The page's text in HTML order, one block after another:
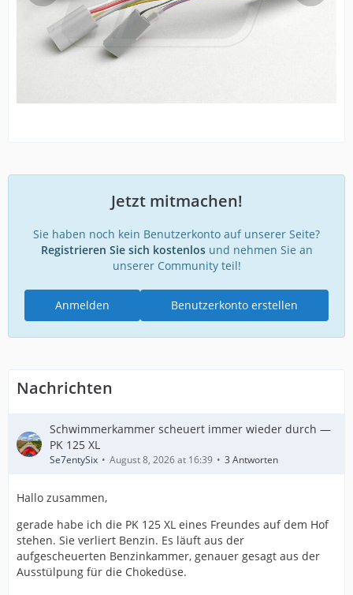
Jetzt mitmachen!
Sie haben noch kein Benutzerkonto auf unserer Seite?
Registrieren Sie sich kostenlosund nehmen Sie an
unserer Community teil!
Benutzerkonto erstellen
Anmelden
Nachrichten
Schwimmerkammer scheuert immer wieder durch —
PK 125 XL
Se7entySix August 8, 2026 at 16:39 3 Antworten
Hallo zusammen,
gerade habe ich die PK 125 XL eines Freundes auf dem Hof
stehen. Sie verliert Benzin. Es läuft aus der
aufgescheuerten Benzinkammer, genauer gesagt aus der
Ausstülpung für die Chokedüse.